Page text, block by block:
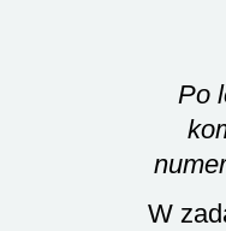
Po
W